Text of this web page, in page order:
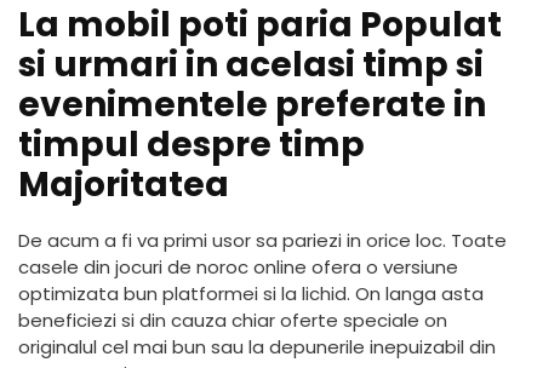
La mobil poti paria Populat
si urmari in acelasi timp si
evenimentele preferate in
timpul despre timp
Majoritatea
De acum a fi va primi usor sa pariezi in orice loc. Toate
casele din jocuri de noroc online ofera o versiune
optimizata bun platformei si la lichid. On langa asta
beneficiezi si din cauza chiar oferte speciale on
originalul cel mai bun sau la depunerile inepuizabil din